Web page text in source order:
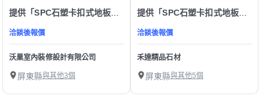
提供「SPC石塑卡扣式地板」服務
洽談後報價
沃巢室內裝修設計有限公司
屏東縣與其他3個
提供「SPC石塑卡扣式地板」服務
洽談後報價
禾達精品石材
屏東縣與其他5個